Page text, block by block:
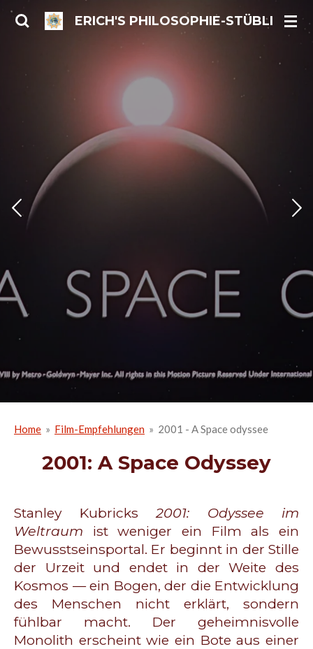
Zum
ERICH'S PHILOSOPHIE-STÜBLI
Home » Film-Empfehlungen » 2001 - A Space odyssee
2001: A Space Odyssey
Stanley Kubricks2001: Odyssee im
Weltraum ist weniger ein Film als ein
Bewusstseinsportal. Er beginnt in der Stille
der Urzeit und endet in der Weite des
Kosmos — ein Bogen, der die Entwicklung
des Menschen nicht erklärt, sondern
fühlbar macht. Der geheimnisvolle
Monolith erscheint wie ein Bote aus einer